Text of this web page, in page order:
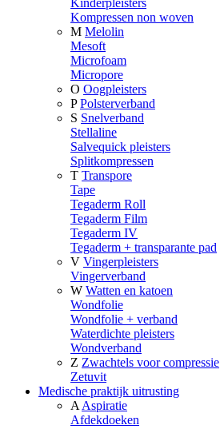
Kinderpleisters
Kompressen non woven
M Melolin
Mesoft
Microfoam
Micropore
O Oogpleisters
P Polsterverband
S Snelverband
Stellaline
Salvequick pleisters
Splitkompressen
T Transpore
Tape
Tegaderm Roll
Tegaderm Film
Tegaderm IV
Tegaderm + transparante pad
V Vingerpleisters
Vingerverband
W Watten en katoen
Wondfolie
Wondfolie + verband
Waterdichte pleisters
Wondverband
Z Zwachtels voor compressie
Zetuvit
Medische praktijk uitrusting
A Aspiratie
Afdekdoeken